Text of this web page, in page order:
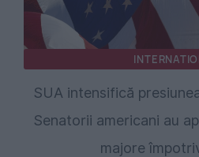
SUA intensifică
Senatorii americani au
majore